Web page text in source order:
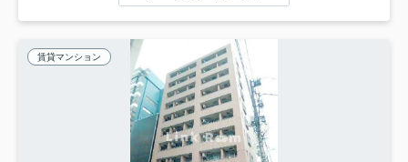
賃貸マンション